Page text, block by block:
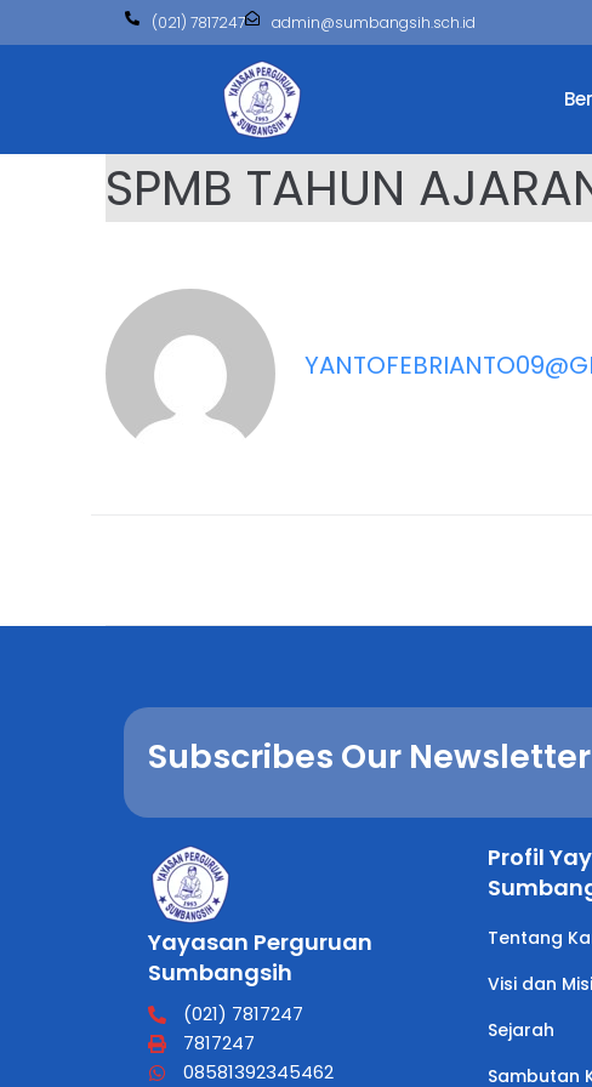
(021) 7817247 admin@sumbangsih.sch.id
SPMB TAHUN
Subscribes Our Newsletter
Yayasan Perguruan
Sumbangsih
(021) 7817247
7817247
08581392345462
Profil
Tentang
Visi dan Misi
Sejarah
Sambutan